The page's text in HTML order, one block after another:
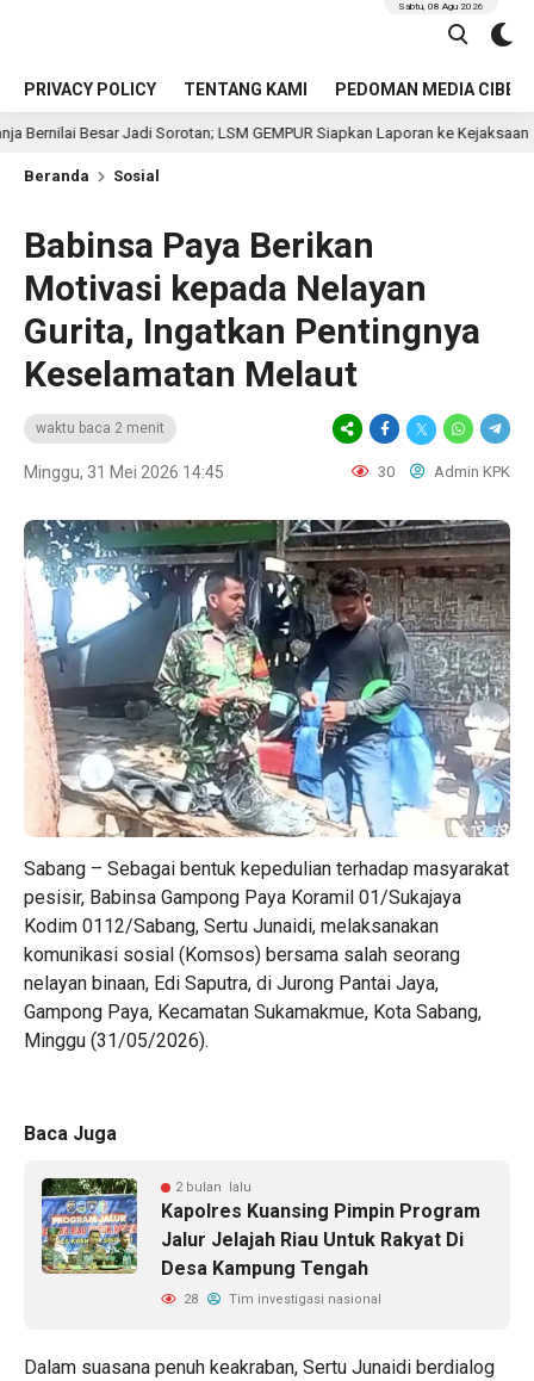
PRIVACY POLICY TENTANG KAMI PEDOMAN MEDIA CIBER
Sabtu, 08 Agu 2026
Jadi Sorotan; LSM GEMPUR Siapkan Laporan ke Kejaksaan 13
Beranda Sosial
Babinsa Paya Berikan
Motivasi kepada Nelayan
Gurita, Ingatkan Pentingnya
Keselamatan Melaut
waktu baca 2 menit
Minggu, 31 Mei 2026 14:45 30 Admin KPK
Sabang – Sebagai bentuk kepedulian terhadap masyarakat
pesisir, Babinsa Gampong Paya Koramil 01/Sukajaya
Kodim 0112/Sabang, Sertu Junaidi, melaksanakan
komunikasi sosial (Komsos) bersama salah seorang
nelayan binaan, Edi Saputra, di Jurong Pantai Jaya,
Gampong Paya, Kecamatan Sukamakmue, Kota Sabang,
Minggu (31/05/2026).
Baca Juga
2 bulan lalu
Kapolres Kuansing Pimpin Program
Jalur Jelajah Riau Untuk Rakyat Di
Desa Kampung Tengah
28 Tim investigasi nasional
Dalam suasana penuh keakraban, Sertu Junaidi berdialog